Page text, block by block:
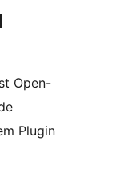
Open-
Plugin